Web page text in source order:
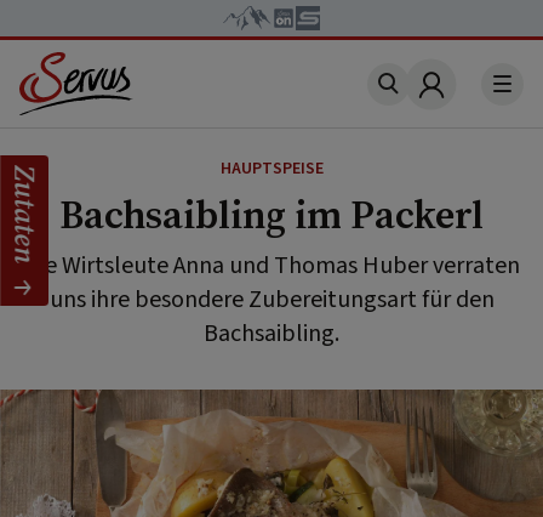
Account
HAUPTSPEISE
Bachsaibling im Packerl
Die Wirtsleute Anna und Thomas Huber verraten
uns ihre besondere Zubereitungsart für den
Bachsaibling.
Zutaten